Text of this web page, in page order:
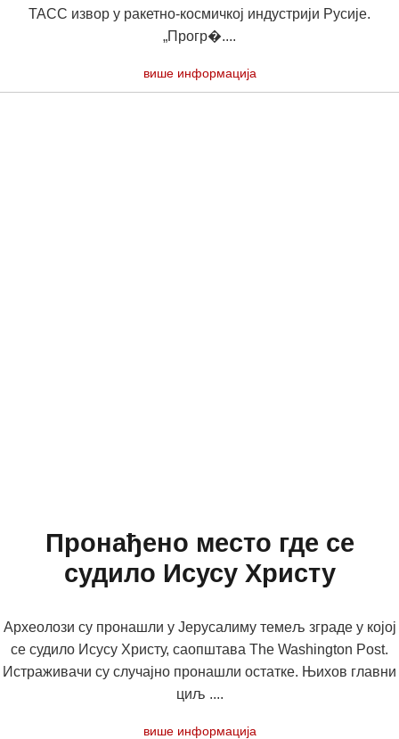
ТАСС извор у ракетно-космичкој индустрији Русије.
„Прогр�....
више информација
Пронађено место где се
судило Исусу Христу
Археолози су пронашли у Јерусалиму темељ зграде у којој
се судило Исусу Христу, саопштава The Washington Post.
Истраживачи су случајно пронашли остатке. Њихов главни
циљ ....
више информација